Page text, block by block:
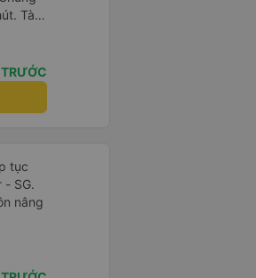
Tài
quá
đặt
vì tôi
vấn
tục
- SG.
nâng